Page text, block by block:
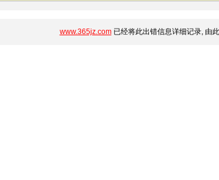
www.365jz.com已经将此出错信息详细记录, 由